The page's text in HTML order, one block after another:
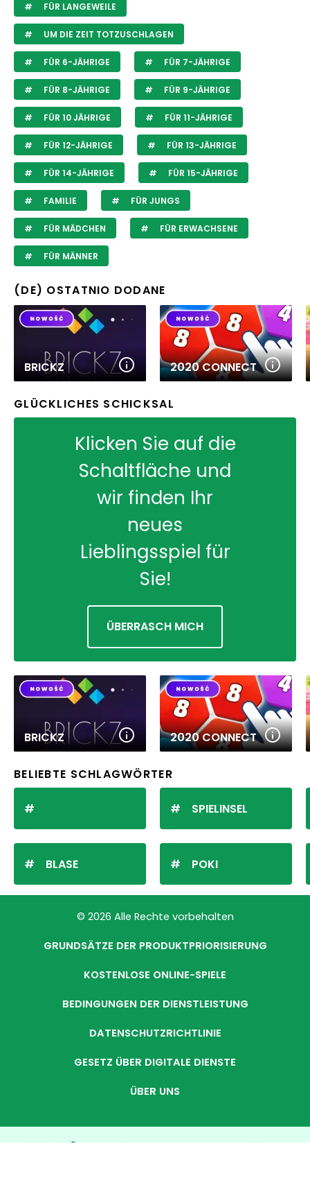
FÜR LANGEWEILE
UM DIE ZEIT TOTZUSCHLAGEN
FÜR 6-JÄHRIGE FÜR 7-JÄHRIGE
FÜR 8-JÄHRIGE FÜR 9-JÄHRIGE
FÜR 10 JÄHRIGE FÜR 11-JÄHRIGE
FÜR 12-JÄHRIGE FÜR 13-JÄHRIGE
FÜR 14-JÄHRIGE FÜR 15-JÄHRIGE
FAMILIE FÜR JUNGS
FÜR MÄDCHEN FÜR ERWACHSENE
FÜR MÄNNER
(DE) OSTATNIO DODANE
BRICKZ 2020 CONNECT
GLÜCKLICHES SCHICKSAL
Klicken Sie auf die
Schaltfläche und
wir finden Ihr
neues
Lieblingsspiel für
Sie!
ÜBERRASCH MICH
BRICKZ 2020 CONNECT
BELIEBTE SCHLAGWÖRTER
BLASE
SPIELINSEL
POKI
© 2026 Alle Rechte vorbehalten
GRUNDSÄTZE DER PRODUKTPRIORISIERUNG
KOSTENLOSE ONLINE-SPIELE
BEDINGUNGEN DER DIENSTLEISTUNG
DATENSCHUTZRICHTLINIE
GESETZ ÜBER DIGITALE DIENSTE
ÜBER UNS